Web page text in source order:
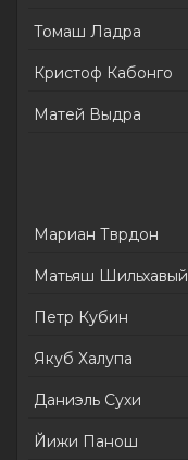
Томаш Ладра
Кристоф Кабонго
Матей Выдра
Мариан Тврдон
Матьяш Шильхавый
Петр Кубин
Якуб Халупа
Даниэль Сухи
Йижи Панош